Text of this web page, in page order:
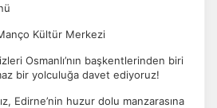
Kültür Merkezi
Osmanlı’nın başkentlerinden biri
bir yolculuğa davet ediyoruz!
Edirne’nin huzur dolu manzarasına